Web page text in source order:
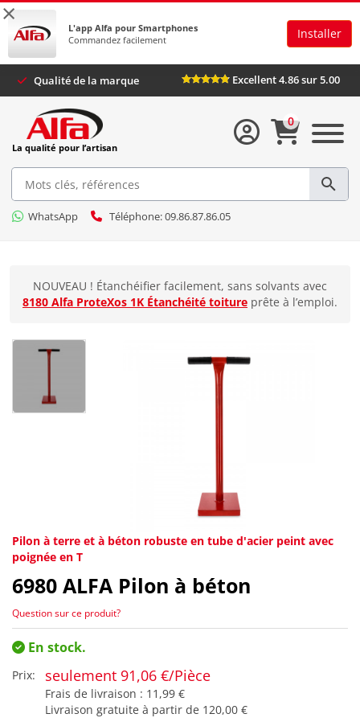
×
L'app Alfa pour Smartphones
Commandez facilement
Installer
Qualité de la marque Excellent 4.86 sur 5.00
La qualité pour l’artisan
WhatsApp Téléphone: 09.86.87.86.05
0
NOUVEAU ! Étanchéifier facilement, sans solvants avec
8180 Alfa ProteXos 1K Étanchéité toiture prête à l’emploi.
Pilon à terre et à béton robuste en tube d'acier peint avec
poignée en T
6980 ALFA Pilon à béton
Question sur ce produit?
En stock.
Prix: seulement 91,06 €/Pièce
Frais de livraison : 11,99 €
Livraison gratuite à partir de 120,00 €